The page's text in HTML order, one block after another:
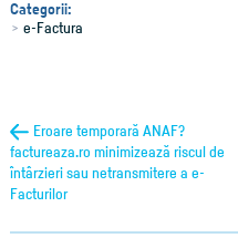
Categorii:
e-Factura
Eroare temporară ANAF?
factureaza.ro minimizează riscul de
întârzieri sau netransmitere a e-
Facturilor